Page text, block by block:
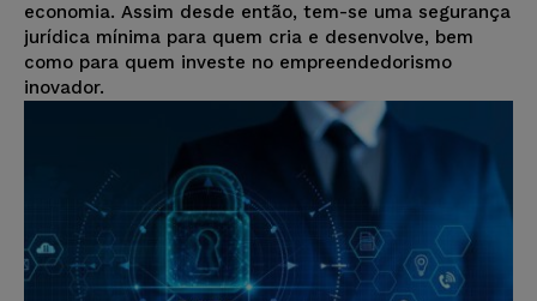
economia. Assim desde então, tem-se uma segurança
jurídica mínima para quem cria e desenvolve, bem
como para quem investe no empreendedorismo
inovador.